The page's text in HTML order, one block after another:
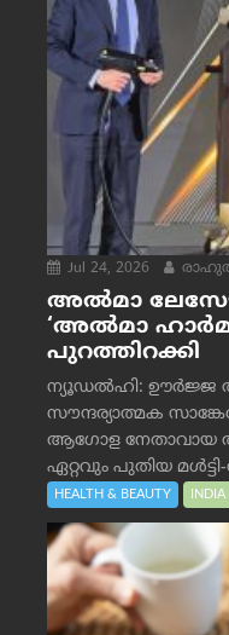
Jul 24, 2026 രാഹുല്‍
അൽമാ
‘അൽമാ
പുറത്തിറക്കി
ന്യൂഡൽഹി: ഊർജ്ജ
സൗന്ദര്യാത്മക
ആഗോള നേതാവായ
ഏറ്റവും പുതിയ
HEALTH & BEAUTY INDIA